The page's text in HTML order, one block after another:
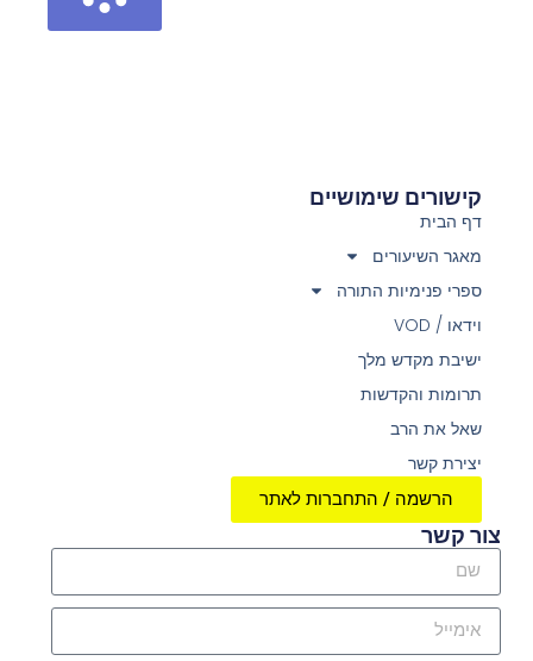
קישורים שימושיים
דף הבית
מאגר השיעורים
ספרי פנימיות התורה
וידאו / VOD
ישיבת מקדש מלך
תרומות והקדשות
שאל את הרב
יצירת קשר
הרשמה / התחברות לאתר
צור קשר